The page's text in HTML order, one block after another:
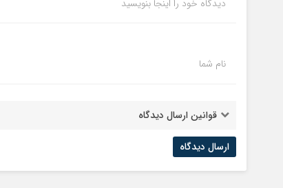
دیدگاه خود را اینجا بنویسید
نام شما
قوانین ارسال دیدگاه